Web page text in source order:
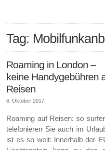
Tag:
Roaming in London –
keine Handygebühren
Reisen
6. Oktober 2017
Roaming auf Reisen: so
telefonieren Sie auch im
ist es so weit: Innerhalb der